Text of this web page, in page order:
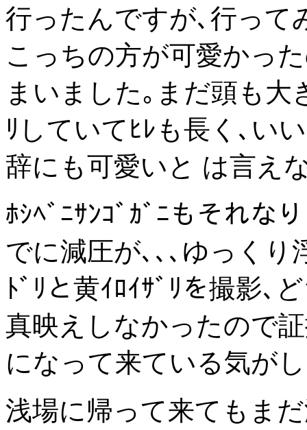
行ったんですが､行って
こっちの方が可愛かっ
まいました｡まだ頭も大
ﾘしていてﾋﾚも長く､い
辞にも可愛いと は言え
ﾎｼﾍﾞﾆｻﾝｺﾞｶﾞﾆもそれな
でに減圧が､､､ゆっくり
ﾄﾞﾘと黄ｲﾛｲｻﾞﾘを撮影､
真映えしなかったので
になって来ている気が
浅場に帰って来てもま